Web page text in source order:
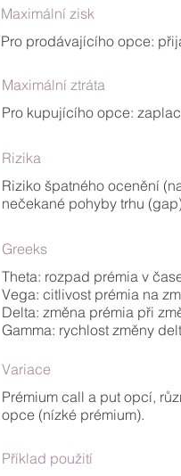
Maximální zisk
Pro prodávajícího opce:
Maximální ztráta
Pro kupujícího opce:
Rizika
Riziko špatného ocenění
nečekané pohyby trhu
Greeks
Theta: rozpad prémia v
Vega: citlivost prémia na
Delta: změna prémia při
Gamma: rychlost změny
Variace
Prémium call a put opcí,
opce (nízké prémium).
Příklad použití